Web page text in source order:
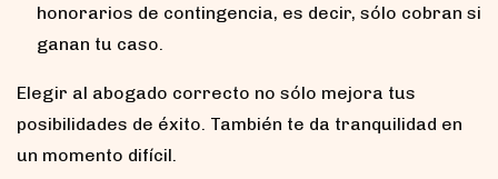
honorarios de contingencia, es decir, sólo cobran si
ganan tu caso.
Elegir al abogado correcto no sólo mejora tus
posibilidades de éxito. También te da tranquilidad en
un momento difícil.